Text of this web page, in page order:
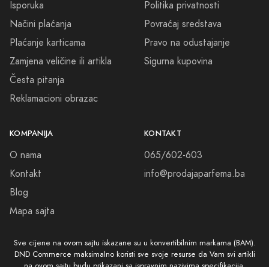
Notice: Text does not mention SEO, search engines, website names,
the company name, or the team.
Isporuka
Načini plaćanja
Plaćanje karticama
Zamjena veličine ili artikla
Česta pitanja
Reklamacioni obrazac
Politika privatnosti
Povraćaj sredstava
Pravo na odustajanje
Sigurna kupovina
KOMPANIJA
O nama
Kontakt
Blog
Mapa sajta
KONTAKT
065/602-603
info@prodajaparfema.ba
Sve cijene na ovom sajtu iskazane su u konvertibilnim markama (BAM).
DND Commerce maksimalno koristi sve svoje resurse da Vam svi artikli